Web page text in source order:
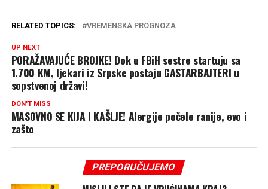
RELATED TOPICS: VREMENSKA PROGNOZA
UP NEXT
PORAŽAVAJUĆE BROJKE! Dok u FBiH sestre startuju sa
1.700 KM, ljekari iz Srpske postaju GASTARBAJTERI u
sopstvenoj državi!
DON'T MISS
MASOVNO SE KIJA I KAŠLJE! Alergije počele ranije, evo i
zašto
PREPORUČUJEMO